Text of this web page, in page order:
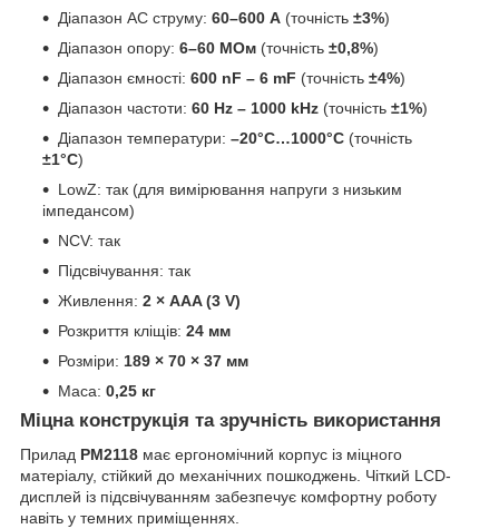
Діапазон AC струму: 60–600 A (точність ±3%)
Діапазон опору: 6–60 МОм (точність ±0,8%)
Діапазон ємності: 600 nF – 6 mF (точність ±4%)
Діапазон частоти: 60 Hz – 1000 kHz (точність ±1%)
Діапазон температури: –20°C…1000°C (точність
±1°C)
LowZ: так (для вимірювання напруги з низьким
імпедансом)
NCV: так
Підсвічування: так
Живлення: 2 × AAA (3 V)
Розкриття кліщів: 24 мм
Розміри: 189 × 70 × 37 мм
Маса: 0,25 кг
Міцна конструкція та зручність використання
Прилад PM2118 має ергономічний корпус із міцного
матеріалу, стійкий до механічних пошкоджень. Чіткий LCD-
дисплей із підсвічуванням забезпечує комфортну роботу
навіть у темних приміщеннях.